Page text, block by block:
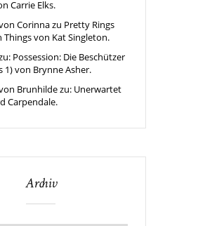
Carrie Elks.
Corinna zu Pretty Rings
Things von Kat Singleton.
Possession: Die Beschützer
1) von Brynne Asher.
Brunhilde zu: Unerwartet
Carpendale.
Archiv